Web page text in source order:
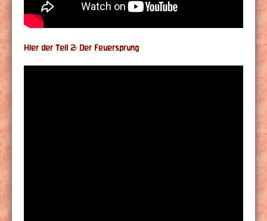
Hier der Teil 2: Der Feuersprung